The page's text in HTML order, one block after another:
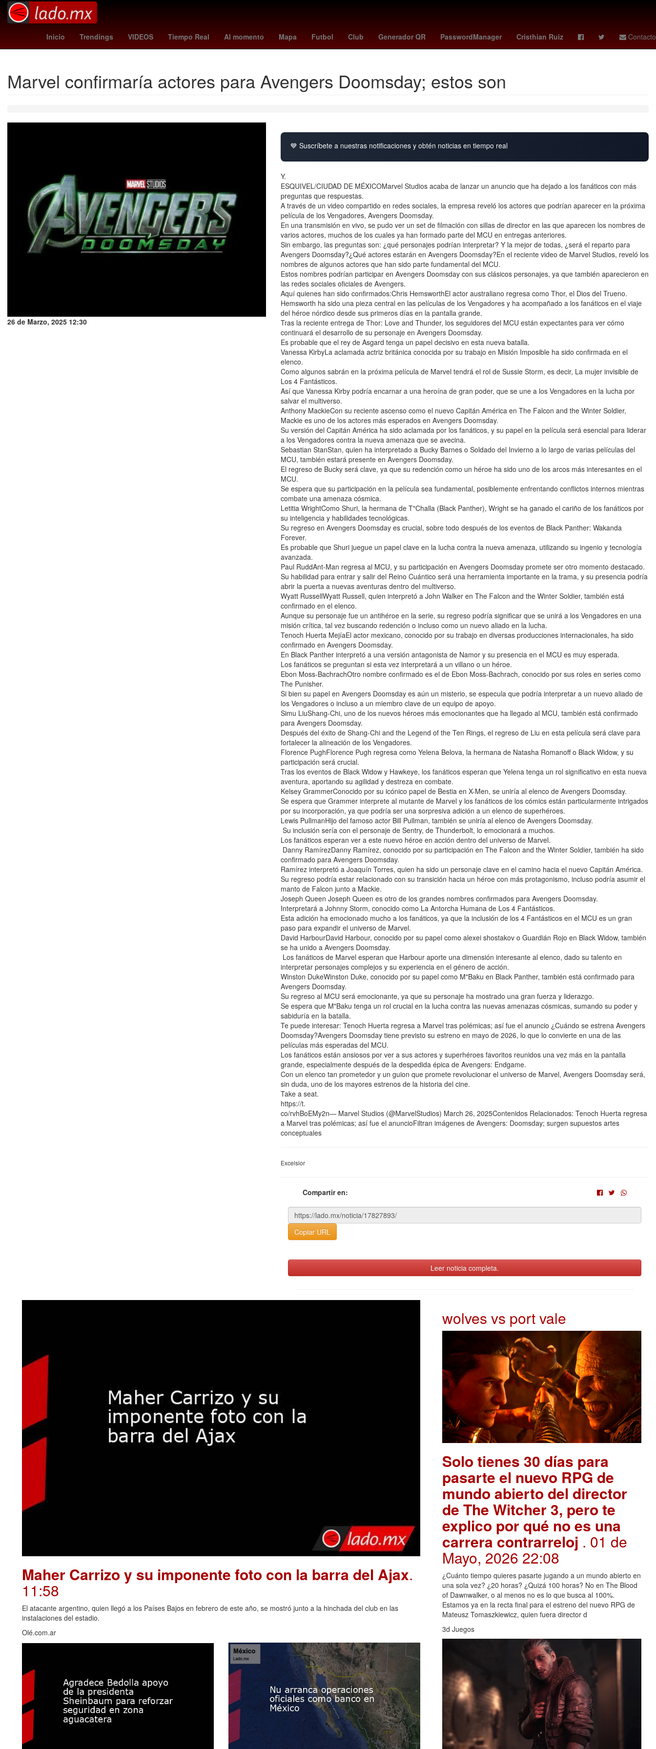
Inicio Trendings VIDEOS Tiempo Real Al momento Mapa Futbol Club Generador QR PasswordManager Cristhian Ruiz Contacto
wolves Nueva York Senador Argentina Star Wars Semana Santa Empresa HBO Verónica Castro Desalojo
Marvel confirmaría actores para Avengers Doomsday; estos son
26 de Marzo, 2025 12:30
💙 Suscríbete a nuestras notificaciones y obtén noticias en tiempo real
Y.
ESQUIVEL/CIUDAD DE MÉXICOMarvel Studios acaba de lanzar un anuncio que ha dejado a los fanáticos con más
preguntas que respuestas.
A través de un video compartido en redes sociales, la empresa reveló los actores que podrían aparecer en la próxima
película de los Vengadores, Avengers Doomsday.
En una transmisión en vivo, se pudo ver un set de filmación con sillas de director en las que aparecen los nombres de
varios actores, muchos de los cuales ya han formado parte del MCU en entregas anteriores.
Sin embargo, las preguntas son: ¿qué personajes podrían interpretar? Y la mejor de todas, ¿será el reparto para
Avengers Doomsday?¿Qué actores estarán en Avengers Doomsday?En el reciente video de Marvel Studios, reveló los
nombres de algunos actores que han sido parte fundamental del MCU.
Estos nombres podrían participar en Avengers Doomsday con sus clásicos personajes, ya que también aparecieron en
las redes sociales oficiales de Avengers.
Aquí quienes han sido confirmados:Chris HemsworthEl actor australiano regresa como Thor, el Dios del Trueno.
Hemsworth ha sido una pieza central en las películas de los Vengadores y ha acompañado a los fanáticos en el viaje
del héroe nórdico desde sus primeros días en la pantalla grande.
Tras la reciente entrega de Thor: Love and Thunder, los seguidores del MCU están expectantes para ver cómo
continuará el desarrollo de su personaje en Avengers Doomsday.
Es probable que el rey de Asgard tenga un papel decisivo en esta nueva batalla.
Vanessa KirbyLa aclamada actriz británica conocida por su trabajo en Misión Imposible ha sido confirmada en el
elenco.
Como algunos sabrán en la próxima película de Marvel tendrá el rol de Sussie Storm, es decir, La mujer invisible de
Los 4 Fantásticos.
Así que Vanessa Kirby podría encarnar a una heroína de gran poder, que se une a los Vengadores en la lucha por
salvar el multiverso.
Anthony MackieCon su reciente ascenso como el nuevo Capitán América en The Falcon and the Winter Soldier,
Mackie es uno de los actores más esperados en Avengers Doomsday.
Su versión del Capitán América ha sido aclamada por los fanáticos, y su papel en la película será esencial para liderar
a los Vengadores contra la nueva amenaza que se avecina.
Sebastian StanStan, quien ha interpretado a Bucky Barnes o Soldado del Invierno a lo largo de varias películas del
MCU, también estará presente en Avengers Doomsday.
El regreso de Bucky será clave, ya que su redención como un héroe ha sido uno de los arcos más interesantes en el
MCU.
Se espera que su participación en la película sea fundamental, posiblemente enfrentando conflictos internos mientras
combate una amenaza cósmica.
Letitia WrightComo Shuri, la hermana de T"Challa (Black Panther), Wright se ha ganado el cariño de los fanáticos por
su inteligencia y habilidades tecnológicas.
Su regreso en Avengers Doomsday es crucial, sobre todo después de los eventos de Black Panther: Wakanda
Forever.
Es probable que Shuri juegue un papel clave en la lucha contra la nueva amenaza, utilizando su ingenio y tecnología
avanzada.
Paul RuddAnt-Man regresa al MCU, y su participación en Avengers Doomsday promete ser otro momento destacado.
Su habilidad para entrar y salir del Reino Cuántico será una herramienta importante en la trama, y su presencia podría
abrir la puerta a nuevas aventuras dentro del multiverso.
Wyatt RussellWyatt Russell, quien interpretó a John Walker en The Falcon and the Winter Soldier, también está
confirmado en el elenco.
Aunque su personaje fue un antihéroe en la serie, su regreso podría significar que se unirá a los Vengadores en una
misión crítica, tal vez buscando redención o incluso como un nuevo aliado en la lucha.
Tenoch Huerta MejíaEl actor mexicano, conocido por su trabajo en diversas producciones internacionales, ha sido
confirmado en Avengers Doomsday.
En Black Panther interpretó a una versión antagonista de Namor y su presencia en el MCU es muy esperada.
Los fanáticos se preguntan si esta vez interpretará a un villano o un héroe.
Ebon Moss-BachrachOtro nombre confirmado es el de Ebon Moss-Bachrach, conocido por sus roles en series como
The Punisher.
Si bien su papel en Avengers Doomsday es aún un misterio, se especula que podría interpretar a un nuevo aliado de
los Vengadores o incluso a un miembro clave de un equipo de apoyo.
Simu LiuShang-Chi, uno de los nuevos héroes más emocionantes que ha llegado al MCU, también está confirmado
para Avengers Doomsday.
Después del éxito de Shang-Chi and the Legend of the Ten Rings, el regreso de Liu en esta película será clave para
fortalecer la alineación de los Vengadores.
Florence PughFlorence Pugh regresa como Yelena Belova, la hermana de Natasha Romanoff o Black Widow, y su
participación será crucial.
Tras los eventos de Black Widow y Hawkeye, los fanáticos esperan que Yelena tenga un rol significativo en esta nueva
aventura, aportando su agilidad y destreza en combate.
Kelsey GrammerConocido por su icónico papel de Bestia en X-Men, se uniría al elenco de Avengers Doomsday.
Se espera que Grammer interprete al mutante de Marvel y los fanáticos de los cómics están particularmente intrigados
por su incorporación, ya que podría ser una sorpresiva adición a un elenco de superhéroes.
Lewis PullmanHijo del famoso actor Bill Pullman, también se uniría al elenco de Avengers Doomsday.
Su inclusión sería con el personaje de Sentry, de Thunderbolt, lo emocionará a muchos.
Los fanáticos esperan ver a este nuevo héroe en acción dentro del universo de Marvel.
Danny RamírezDanny Ramírez, conocido por su participación en The Falcon and the Winter Soldier, también ha sido
confirmado para Avengers Doomsday.
Ramírez interpretó a Joaquín Torres, quien ha sido un personaje clave en el camino hacia el nuevo Capitán América.
Su regreso podría estar relacionado con su transición hacia un héroe con más protagonismo, incluso podría asumir el
manto de Falcon junto a Mackie.
Joseph Queen Joseph Queen es otro de los grandes nombres confirmados para Avengers Doomsday.
Interpretará a Johnny Storm, conocido como La Antorcha Humana de Los 4 Fantásticos.
Esta adición ha emocionado mucho a los fanáticos, ya que la inclusión de los 4 Fantásticos en el MCU es un gran
paso para expandir el universo de Marvel.
David HarbourDavid Harbour, conocido por su papel como alexei shostakov o Guardián Rojo en Black Widow, también
se ha unido a Avengers Doomsday.
Los fanáticos de Marvel esperan que Harbour aporte una dimensión interesante al elenco, dado su talento en
interpretar personajes complejos y su experiencia en el género de acción.
Winston DukeWinston Duke, conocido por su papel como M"Baku en Black Panther, también está confirmado para
Avengers Doomsday.
Su regreso al MCU será emocionante, ya que su personaje ha mostrado una gran fuerza y liderazgo.
Se espera que M"Baku tenga un rol crucial en la lucha contra las nuevas amenazas cósmicas, sumando su poder y
sabiduría en la batalla.
Te puede interesar: Tenoch Huerta regresa a Marvel tras polémicas; así fue el anuncio ¿Cuándo se estrena Avengers
Doomsday?Avengers Doomsday tiene previsto su estreno en mayo de 2026, lo que lo convierte en una de las
películas más esperadas del MCU.
Los fanáticos están ansiosos por ver a sus actores y superhéroes favoritos reunidos una vez más en la pantalla
grande, especialmente después de la despedida épica de Avengers: Endgame.
Con un elenco tan prometedor y un guion que promete revolucionar el universo de Marvel, Avengers Doomsday será,
sin duda, uno de los mayores estrenos de la historia del cine.
Take a seat.
https://t.
co/rvhBoEMy2n— Marvel Studios (@MarvelStudios) March 26, 2025Contenidos Relacionados: Tenoch Huerta regresa
a Marvel tras polémicas; así fue el anuncioFiltran imágenes de Avengers: Doomsday; surgen supuestos artes
conceptuales
Excelsior
Compartir en:
Copiar URL
Leer noticia completa.
Maher Carrizo y su imponente foto con la barra del Ajax.
11:58
El atacante argentino, quien llegó a los Países Bajos en febrero de este año, se mostró junto a la hinchada del club en las
instalaciones del estadio.
Olé.com.ar
wolves vs port vale
Solo tienes 30 días para
pasarte el nuevo RPG de
mundo abierto del director
de The Witcher 3, pero te
explico por qué no es una
carrera contrarreloj . 01 de
Mayo, 2026 22:08
¿Cuánto tiempo quieres pasarte jugando a un mundo abierto en
una sola vez? ¿20 horas? ¿Quizá 100 horas? No en The Blood
of Dawnwalker, o al menos no es lo que busca al 100%.
Estamos ya en la recta final para el estreno del nuevo RPG de
Mateusz Tomaszkiewicz, quien fuera director d
3d Juegos